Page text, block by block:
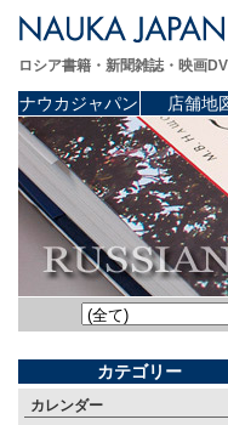
ロシア書籍・新聞雑誌・映画
ナウカジャパン 店舗地
カテゴリー
カレンダー